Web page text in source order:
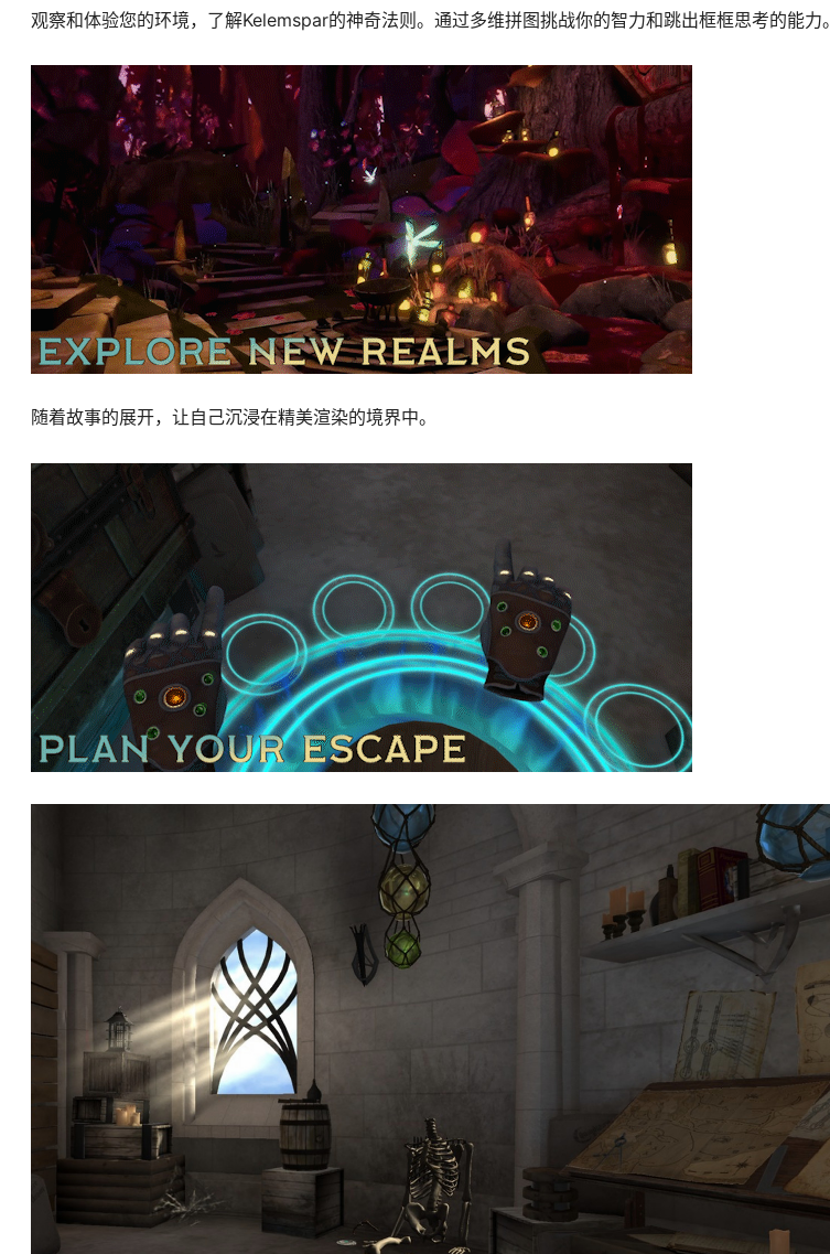
观察和体验您的环境，了解Kelemspar的神奇法则。通过多维拼图挑战你的智力和跳出框框思考的能力。
随着故事的展开，让自己沉浸在精美渲染的境界中。